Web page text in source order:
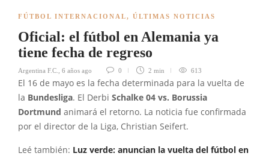
FÚTBOL INTERNACIONAL, ÚLTIMAS NOTICIAS
Oficial: el fútbol en Alemania ya
tiene fecha de regreso
Argentina F.C. 6 años ago 0 2 min 613
El 16 de mayo es la fecha determinada para la vuelta de
la Bundesliga. El Derbi Schalke 04 vs. Borussia
Dortmund animará el retorno. La noticia fue confirmada
por el director de la Liga, Christian Seifert.
Leé también: Luz verde: anuncian la vuelta del fútbol en